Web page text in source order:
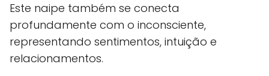
Este naipe também se conecta
profundamente com o inconsciente,
representando sentimentos, intuição e
relacionamentos.